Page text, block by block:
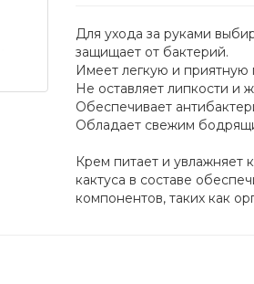
Для ухода за руками
защищает от бактерий.
Имеет легкую и приятную
Не оставляет липкости и
Обеспечивает
Обладает свежим
Крем питает и увлажняет
кактуса в составе
компонентов, таких как